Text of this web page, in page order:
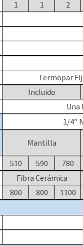
1 1 2
Termopar
Incluido
Una
1/4″
Mantilla
510 590 780
Fibra Cerámica
800 800 1100